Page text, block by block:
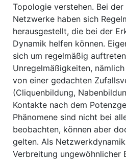
Topologie verstehen. Bei der
Netzwerke haben sich
herausgestellt, die bei der
Dynamik helfen können.
sich um regelmäßig
Unregelmäßigkeiten,
von einer gedachten
(Cliquenbildung,
Kontakte nach dem
Phänomene sind nicht bei
beobachten, können aber
gelten. Als
Verbreitung ungewöhnlicher